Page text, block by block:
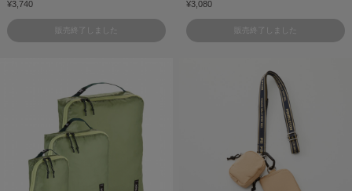
¥3,740
販売終了しました
¥3,080
販売終了しました